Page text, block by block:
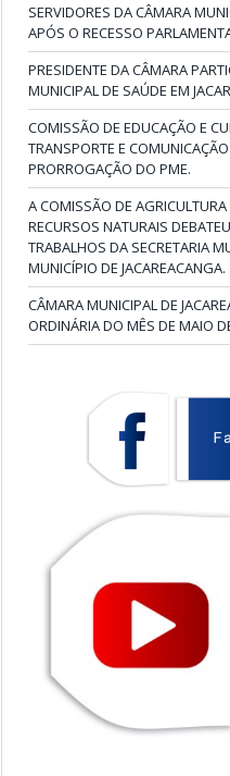
SERVIDORES DA CÂMARA
APÓS O RECESSO
PRESIDENTE DA CÂMARA
MUNICIPAL DE SAÚDE EM
COMISSÃO DE EDUCAÇÃO E
TRANSPORTE E
PRORROGAÇÃO DO PME.
A COMISSÃO DE
RECURSOS NATURAIS
TRABALHOS DA SECRETARIA
MUNICÍPIO DE JACAREACANGA.
CÂMARA MUNICIPAL DE
ORDINÁRIA DO MÊS DE MAIO